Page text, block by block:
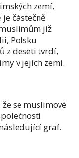
zemí,
částečně
již
Polsku
z deseti tvrdí,
v jejich zemi.
se muslimové
graf.